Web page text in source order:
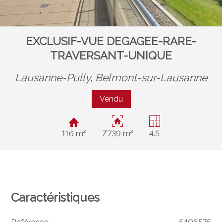
EXCLUSIF-VUE DEGAGEE-RARE-
TRAVERSANT-UNIQUE
Lausanne-Pully, Belmont-sur-Lausanne
Vendu
116 m² 7'739 m² 4.5
Caractéristiques